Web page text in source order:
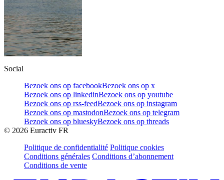
Social
Bezoek ons op facebookBezoek ons op x
Bezoek ons op linkedinBezoek ons op youtube
Bezoek ons op rss-feedBezoek ons op instagram
Bezoek ons op mastodonBezoek ons op telegram
Bezoek ons op blueskyBezoek ons op threads
© 2026 Euractiv FR
Politique de confidentialité Politique cookies
Conditions générales Conditions d’abonnement
Conditions de vente